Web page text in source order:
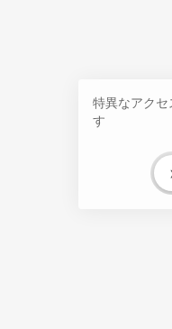
特異なアク
す